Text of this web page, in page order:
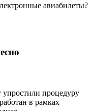
авиабилеты?
процедуру
в рамках